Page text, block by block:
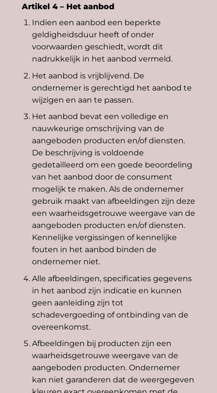
Artikel 4 – Het aanbod
Indien een aanbod een beperkte
geldigheidsduur heeft of onder
voorwaarden geschiedt, wordt dit
nadrukkelijk in het aanbod vermeld.
Het aanbod is vrijblijvend. De
ondernemer is gerechtigd het aanbod te
wijzigen en aan te passen.
Het aanbod bevat een volledige en
nauwkeurige omschrijving van de
aangeboden producten en/of diensten.
De beschrijving is voldoende
gedetailleerd om een goede beoordeling
van het aanbod door de consument
mogelijk te maken. Als de ondernemer
gebruik maakt van afbeeldingen zijn deze
een waarheidsgetrouwe weergave van de
aangeboden producten en/of diensten.
Kennelijke vergissingen of kennelijke
fouten in het aanbod binden de
ondernemer niet.
Alle afbeeldingen, specificaties gegevens
in het aanbod zijn indicatie en kunnen
geen aanleiding zijn tot
schadevergoeding of ontbinding van de
overeenkomst.
Afbeeldingen bij producten zijn een
waarheidsgetrouwe weergave van de
aangeboden producten. Ondernemer
kan niet garanderen dat de weergegeven